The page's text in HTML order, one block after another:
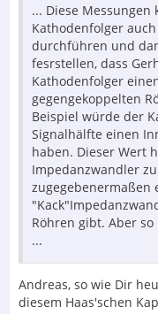
... Diese
Kathodenfolger
durchführen und
fesrstellen, dass
Kathodenfolger
gegengekoppelten
Beispiel würde der
Signalhälfte einen
haben. Dieser Wert
Impedanzwandler
zugegebenermaßen
Röhren gibt. Aber
...
Andreas, so wie Dir
diesem Haas'schen